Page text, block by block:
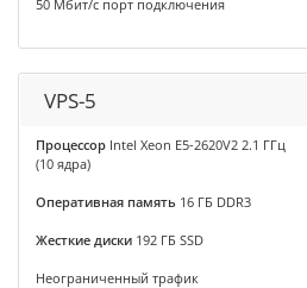
50 Мбит/с порт подключения
VPS-5
Процессор Intel Xeon E5-2620V2 2.1 ГГц
(10 ядра)
Оперативная память 16 ГБ DDR3
Жесткие диски 192 ГБ SSD
Неограниченный трафик